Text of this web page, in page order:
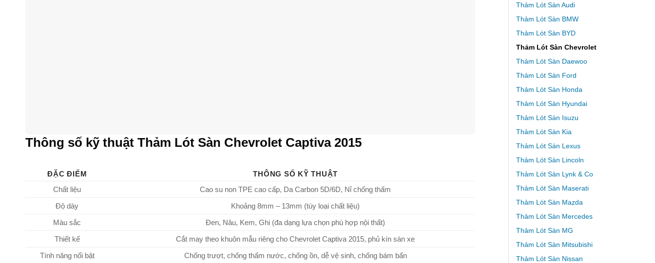
Thông số kỹ thuật Thảm Lót Sàn Chevrolet Captiva 2015
ĐẶC ĐIỂM
THÔNG SỐ KỸ THUẬT
Chất liệu
Cao su non TPE cao cấp, Da Carbon 5D/6D, Nỉ chống thấm
Độ dày
Khoảng 8mm – 13mm (tùy loại chất liệu)
Màu sắc
Đen, Nâu, Kem, Ghi (đa dạng lựa chọn phù hợp nội thất)
Thiết kế
Cắt may theo khuôn mẫu riêng cho Chevrolet Captiva 2015, phủ kín sàn xe
Tính năng nổi bật
Chống trượt, chống thấm nước, chống ồn, dễ vệ sinh, chống bám bẩn
Thảm Lót Sàn Audi
Thảm Lót Sàn BMW
Thảm Lót Sàn BYD
Thảm Lót Sàn Chevrolet
Thảm Lót Sàn Daewoo
Thảm Lót Sàn Ford
Thảm Lót Sàn Honda
Thảm Lót Sàn Hyundai
Thảm Lót Sàn Isuzu
Thảm Lót Sàn Kia
Thảm Lót Sàn Lexus
Thảm Lót Sàn Lincoln
Thảm Lót Sàn Lynk & Co
Thảm Lót Sàn Maserati
Thảm Lót Sàn Mazda
Thảm Lót Sàn Mercedes
Thảm Lót Sàn MG
Thảm Lót Sàn Mitsubishi
Thảm Lót Sàn Nissan